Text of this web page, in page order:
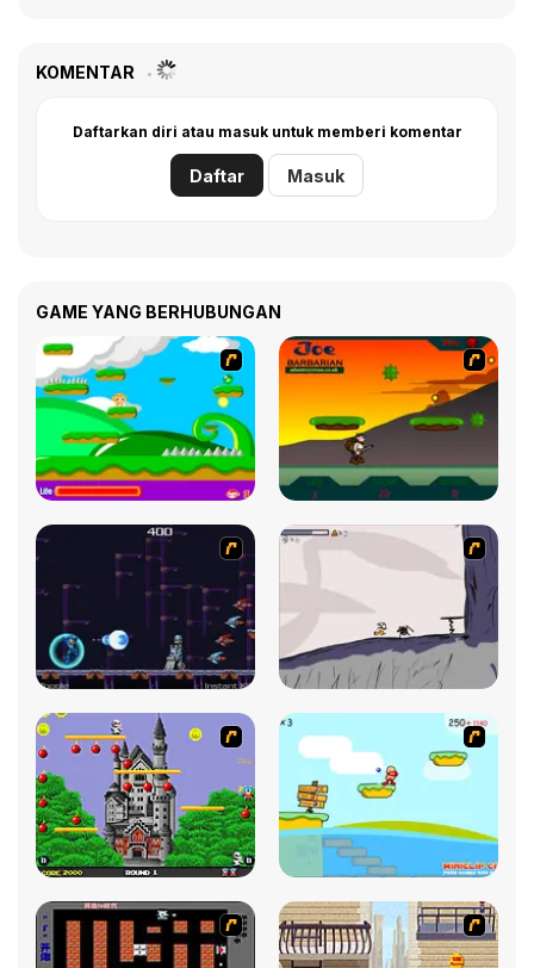
KOMENTAR
Daftarkan diri atau masuk untuk memberi komentar
Daftar Masuk
GAME YANG BERHUBUNGAN